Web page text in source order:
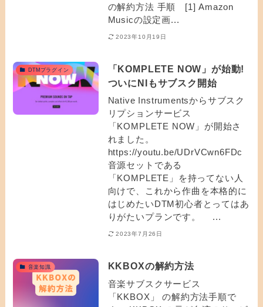
の解約方法 手順 [1] Amazon
Musicの設定画...
2023年10月19日
DTMプラグイン
「KOMPLETE NOW」が始動!
ついにNIもサブスク開始
Native Instrumentsからサブスク
リプションサービス
「KOMPLETE NOW」が開始さ
れました。
https://youtu.be/UDrVCwn6FDc
音源セットである
「KOMPLETE」を持ってない人
向けで、これから作曲を本格的に
はじめたいDTM初心者とってはあ
りがたいプランです。 ...
2023年7月26日
音楽知識 KKBOXの解約方法
音楽サブスクサービス
「KKBOX」 の解約方法手順で